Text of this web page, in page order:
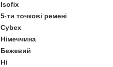
Isofix
5-ти точкові ремені
Cybex
Німеччина
Бежевий
Ні